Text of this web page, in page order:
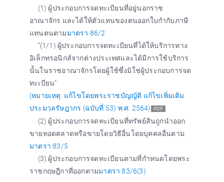
(1) ผู้ประกอบการจดทะเบียนที่อยู่นอกราช
อาณาจักร และได้ให้ตัวแทนของตนออกใบกำกับภาษี
แทนตนตามมาตรา 86/2
“(1/1) ผู้ประกอบการจดทะเบียนที่ได้ให้บริการทาง
อิเล็กทรอนิกส์จากต่างประเทศและได้มีการใช้บริการ
นั้นในราชอาณาจักรโดยผู้ใช้ซึ่งมิใช่ผู้ประกอบการจด
ทะเบียน”
(หมายเหตุ: แก้ไขโดยพระราชบัญญัติ แก้ไขเพิ่มเติม
ประมวลรัษฎากร (ฉบับที่ 53) พ.ศ. 2564)
PDF
(2) ผู้ประกอบการจดทะเบียนที่ทรัพย์สินถูกนำออก
ขายทอดตลาดหรือขายโดยวิธีอื่นโดยบุคคลอื่นตาม
มาตรา 83/5
(3) ผู้ประกอบการจดทะเบียนตามที่กำหนดโดยพระ
ราชกฤษฎีกาที่ออกตามมาตรา 83/6(3)